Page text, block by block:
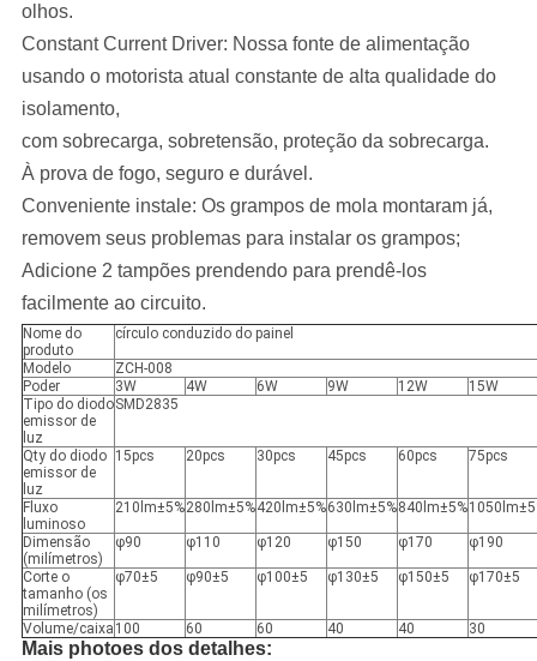
olhos.
Constant Current Driver: Nossa fonte de alimentação
usando o motorista atual constante de alta qualidade do
isolamento,
com sobrecarga, sobretensão, proteção da sobrecarga.
À prova de fogo, seguro e durável.
Conveniente instale: Os grampos de mola montaram já,
removem seus problemas para instalar os grampos;
Adicione 2 tampões prendendo para prendê-los
facilmente ao circuito.
Nome do
produto
círculo conduzido do painel
Modelo
ZCH-008
Poder
3W 4W 6W 9W 12W
15W
Tipo do diodo
emissor de
luz
SMD2835
Qty do diodo
emissor de
luz
15pcs 20pcs 30pcs 45pcs 60pcs 75pcs
Fluxo
luminoso
210lm±5%280lm±5%420lm±5%630lm±5%840lm±5%
Dimensão
(milímetros)
φ90 φ110 φ120 φ150 φ170 φ190
Corte o
tamanho (os
milímetros)
φ70±5 φ90±5 φ100±5 φ130±5 φ150±5 φ170±5
Volume/caixa 100 60 60 40 40 30
Mais photoes dos detalhes: